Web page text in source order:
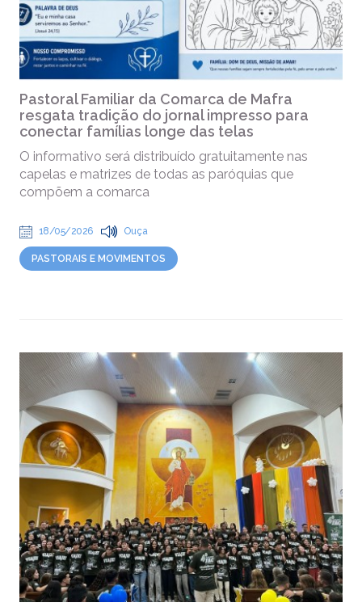
Pastoral Familiar da Comarca de Mafra
resgata tradição do jornal impresso para
conectar famílias longe das telas
O informativo será distribuído gratuitamente nas
capelas e matrizes de todas as paróquias que
compõem a comarca
18/05/2026 Ouça
PASTORAIS E MOVIMENTOS